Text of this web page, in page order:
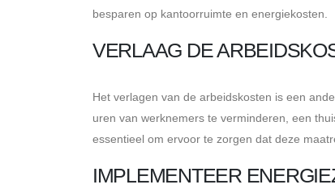
besparen op kantoorruimte en energiekosten.
VERLAAG DE
Het verlagen van de arbeidskosten is een
uren van werknemers te verminderen, een
essentieel om ervoor te zorgen dat deze
IMPLEMENTEER